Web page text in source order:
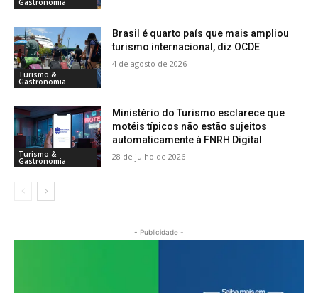
Gastronomia
Turismo &
Gastronomia
Brasil é quarto país que mais ampliou
turismo internacional, diz OCDE
4 de agosto de 2026
Turismo &
Gastronomia
Ministério do Turismo esclarece que
motéis típicos não estão sujeitos
automaticamente à FNRH Digital
28 de julho de 2026
- Publicidade -